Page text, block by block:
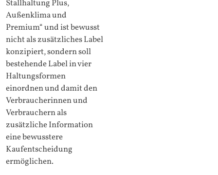
Stallhaltung Plus,
Außenklima und
Premium“ und ist bewusst
nicht als zusätzliches Label
konzipiert, sondern soll
bestehende Label in vier
Haltungsformen
einordnen und damit den
Verbraucherinnen und
Verbrauchern als
zusätzliche Information
eine bewusstere
Kaufentscheidung
ermöglichen.